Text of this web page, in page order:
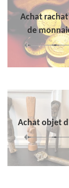
Achat
de
Achat objet